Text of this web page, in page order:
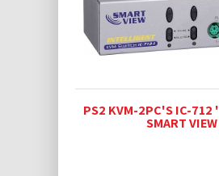
בורר אלק' PS2 KVM-2PC'S IC-712